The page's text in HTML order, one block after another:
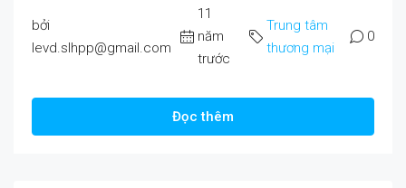
bởi
levd.slhpp@gmail.com
11
năm
trước
Trung tâm
thương mại
0
Đọc thêm